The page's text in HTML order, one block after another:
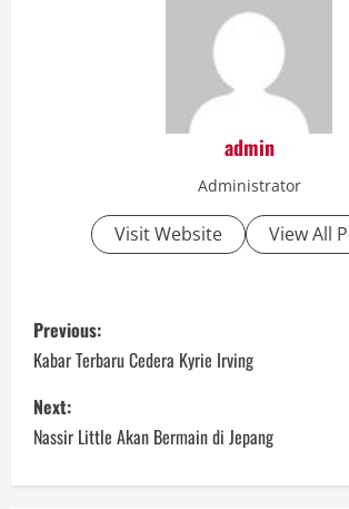
admin
Administrator
Visit Website View All
P
o
s
t
Previous:
Kabar Terbaru Cedera Kyrie Irving
Next:
Nassir Little Akan Bermain di Jepang